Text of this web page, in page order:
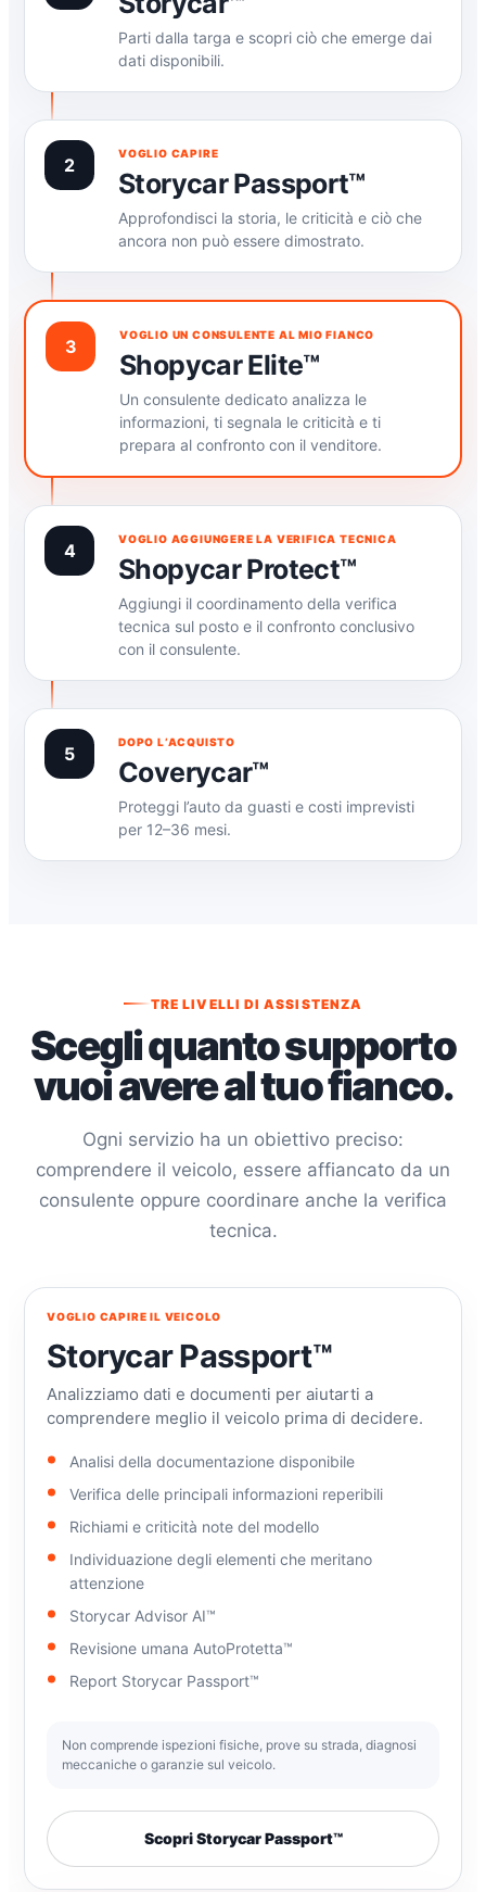
Parti dalla targa e scopri ciò che emerge dai
dati disponibili.
2
VOGLIO CAPIRE
Storycar Passport™
Approfondisci la storia, le criticità e ciò che
ancora non può essere dimostrato.
3
VOGLIO UN CONSULENTE AL MIO FIANCO
Shopycar Elite™
Un consulente dedicato analizza le
informazioni, ti segnala le criticità e ti
prepara al confronto con il venditore.
4
VOGLIO AGGIUNGERE LA VERIFICA TECNICA
Shopycar Protect™
Aggiungi il coordinamento della verifica
tecnica sul posto e il confronto conclusivo
con il consulente.
5
DOPO L’ACQUISTO
Coverycar™
Proteggi l’auto da guasti e costi imprevisti
per 12–36 mesi.
TRE LIVELLI DI ASSISTENZA
Scegli quanto supporto
vuoi avere al tuo fianco.
Ogni servizio ha un obiettivo preciso:
comprendere il veicolo, essere affiancato da un
consulente oppure coordinare anche la verifica
tecnica.
VOGLIO CAPIRE IL VEICOLO
Storycar Passport™
Analizziamo dati e documenti per aiutarti a
comprendere meglio il veicolo prima di decidere.
Analisi della documentazione disponibile
Verifica delle principali informazioni reperibili
Richiami e criticità note del modello
Individuazione degli elementi che meritano
attenzione
Storycar Advisor AI™
Revisione umana AutoProtetta™
Report Storycar Passport™
Non comprende ispezioni fisiche, prove su strada, diagnosi
meccaniche o garanzie sul veicolo.
Scopri Storycar Passport™